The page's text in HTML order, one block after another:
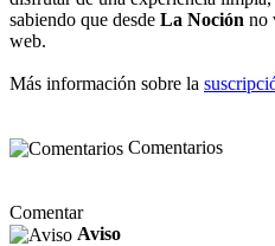
sabiendo que desde La Noción no
web.
Más información sobre la
Comentarios
Comentar
Aviso